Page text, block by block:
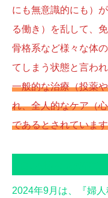
にも無意識的にも）
る働き）を乱して、
骨格系など様々な体
てしまう状態と言われ
一般的な治療（投薬
れ、全人的なケア（
であるとされていま
2024年9月は、『婦